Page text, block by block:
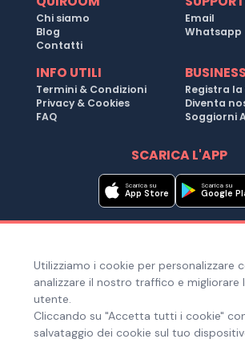
Chi siamo
Blog
Contatti
Email
Whatsapp
INFO UTILI
Termini & Condizioni
Privacy & Cookies
FAQ
BUSINESS
Registra
Diventa
Soggiorni
SCARICA L'APP
Scarica su
App Store
Scarica su
Google
Hai bisogno di aiuto
Utilizziamo i cookie per personalizzare
analizzare il nostro traffico e migliorare
utente.
Cliccando su "Accetta tutti i cookie"
salvataggio dei cookie sul tuo